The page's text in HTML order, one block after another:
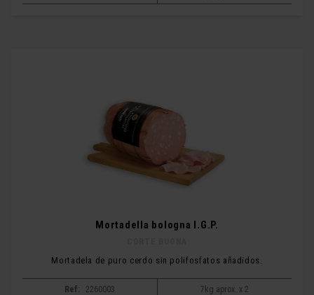
Mortadella bologna I.G.P.
Mortadela de puro cerdo sin polifosfatos añadidos.
Ref: 2260003 7kg aprox. x 2